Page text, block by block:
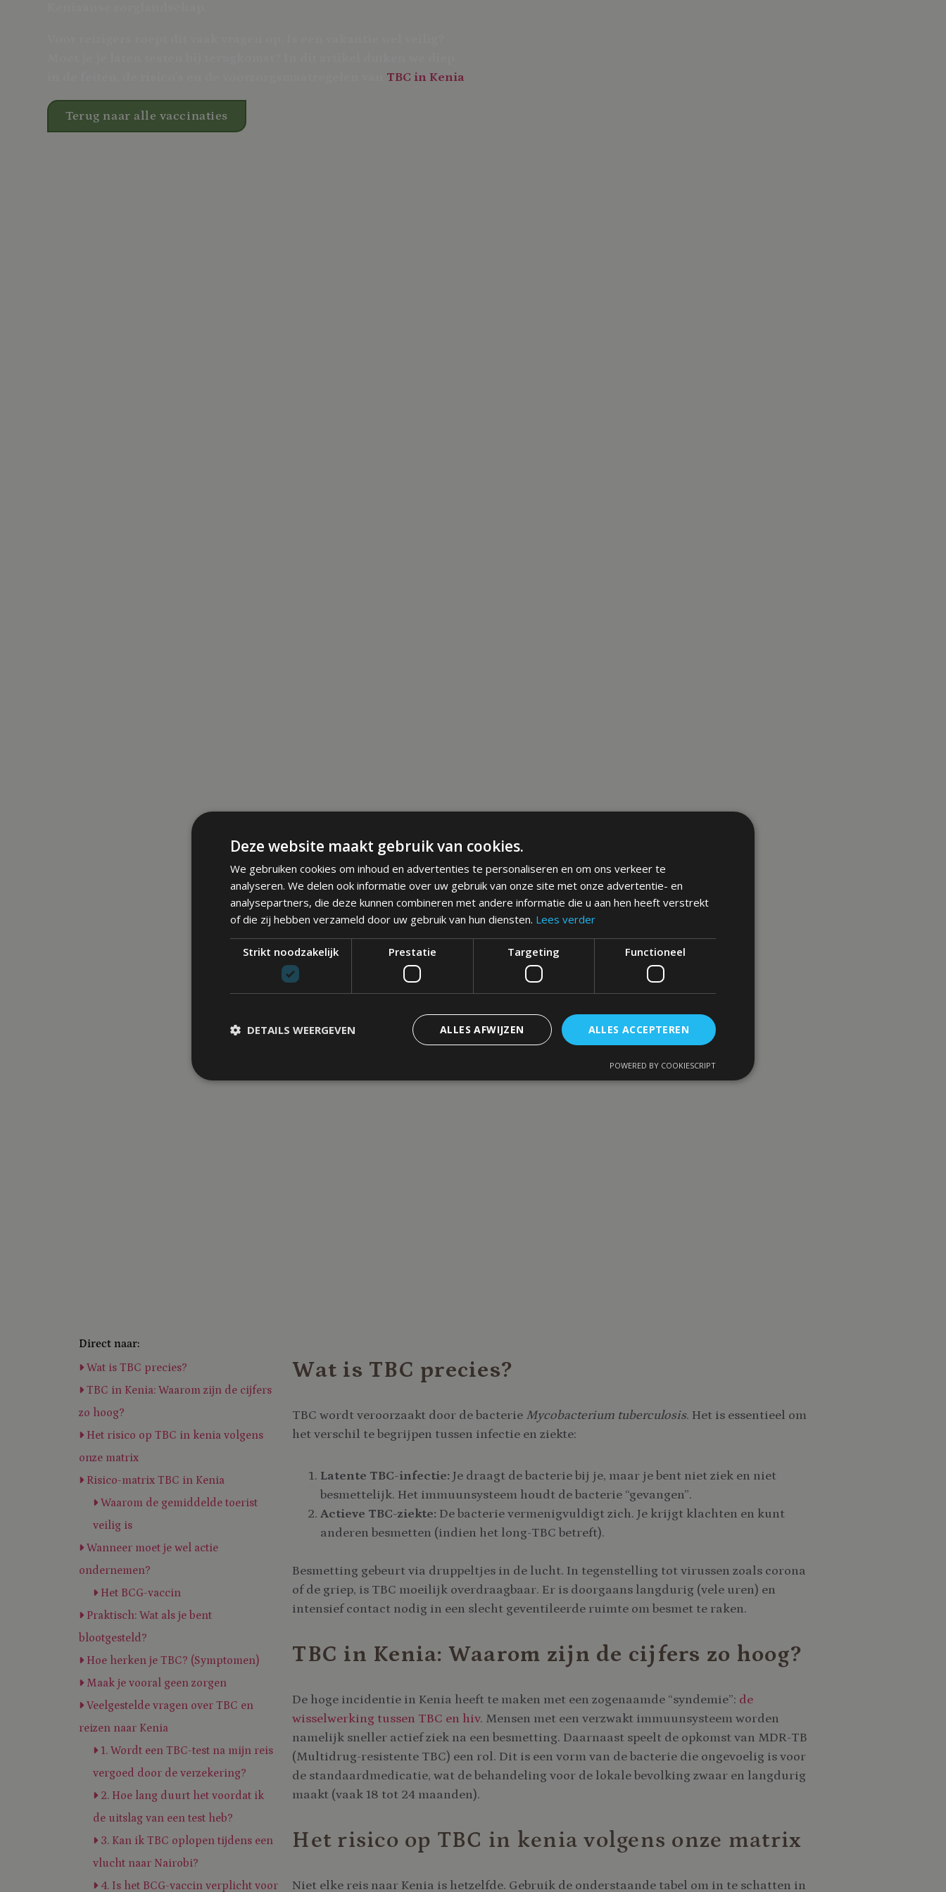
TBC in Kenia
Terug naar alle vaccinaties
Direct naar:
Wat is TBC precies?
TBC in Kenia: Waarom zijn de cijfers
zo hoog?
Het risico op TBC in kenia volgens
onze matrix
Risico-matrix TBC in Kenia
Waarom de gemiddelde toerist
veilig is
Wanneer moet je wel actie
ondernemen?
Het BCG-vaccin
Praktisch: Wat als je bent
blootgesteld?
Hoe herken je TBC? (Symptomen)
Maak je vooral geen zorgen
Veelgestelde vragen over TBC en
reizen naar Kenia
1. Wordt een TBC-test na mijn reis
vergoed door de verzekering?
2. Hoe lang duurt het voordat ik
de uitslag van een test heb?
3. Kan ik TBC oplopen tijdens een
vlucht naar Nairobi?
4. Is het BCG-vaccin verplicht voor
Wat is TBC precies?
TBC wordt veroorzaakt door de bacterie Mycobacterium tuberculosis. Het is essentieel om
het verschil te begrijpen tussen infectie en ziekte:
Latente TBC-infectie: Je draagt de bacterie bij je, maar je bent niet ziek en niet
besmettelijk. Het immuunsysteem houdt de bacterie “gevangen”.
Actieve TBC-ziekte: De bacterie vermenigvuldigt zich. Je krijgt klachten en kunt
anderen besmetten (indien het long-TBC betreft).
Besmetting gebeurt via druppeltjes in de lucht. In tegenstelling tot virussen zoals corona
of de griep, is TBC moeilijk overdraagbaar. Er is doorgaans langdurig (vele uren) en
intensief contact nodig in een slecht geventileerde ruimte om besmet te raken.
TBC in Kenia: Waarom zijn de cijfers zo hoog?
De hoge incidentie in Kenia heeft te maken met een zogenaamde “syndemie”: de
wisselwerking tussen TBC en hiv. Mensen met een verzwakt immuunsysteem worden
namelijk sneller actief ziek na een besmetting. Daarnaast speelt de opkomst van MDR-TB
(Multidrug-resistente TBC) een rol. Dit is een vorm van de bacterie die ongevoelig is voor
de standaardmedicatie, wat de behandeling voor de lokale bevolking zwaar en langdurig
maakt (vaak 18 tot 24 maanden).
Het risico op TBC in kenia volgens onze matrix
Niet elke reis naar Kenia is hetzelfde. Gebruik de onderstaande tabel om in te schatten in
Deze website maakt gebruik van cookies.
We gebruiken cookies om inhoud en advertenties te personaliseren en om ons verkeer te
analyseren. We delen ook informatie over uw gebruik van onze site met onze advertentie- en
analysepartners, die deze kunnen combineren met andere informatie die u aan hen heeft verstrekt
of die zij hebben verzameld door uw gebruik van hun diensten. Lees verder
Strikt noodzakelijk Prestatie Targeting Functioneel
ALLES ACCEPTEREN
ALLES AFWIJZEN
DETAILS WEERGEVEN
POWERED BY COOKIESCRIPT